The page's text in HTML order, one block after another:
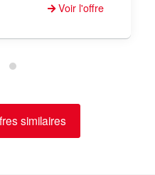
Voir l'offre
similaires